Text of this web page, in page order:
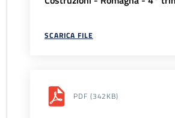
SCARICA FILE
PDF (342KB)